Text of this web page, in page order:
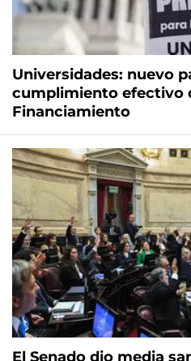
Universidades: nuevo
cumplimiento efectivo
Financiamiento
El Senado dio media